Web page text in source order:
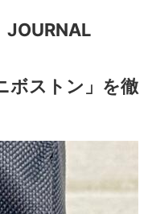
JOURNAL
ボストン」を徹